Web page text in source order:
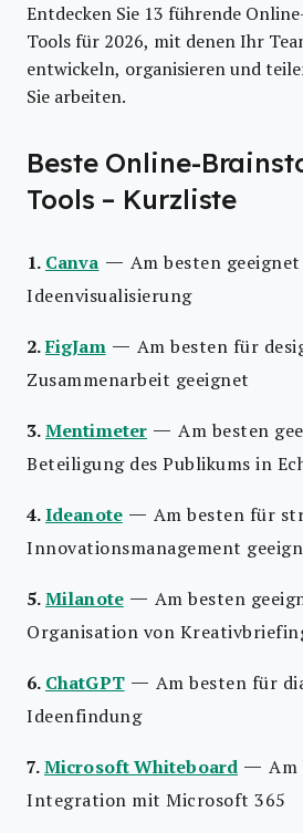
Entdecken Sie 13 führende
Tools für 2026, mit denen Ihr
entwickeln, organisieren und
Sie arbeiten.
Beste Online-
Tools – Kurzliste
1. Canva — Am besten
Ideenvisualisierung
2.FigJam — Am besten für
Zusammenarbeit geeignet
3.Mentimeter — Am besten
Beteiligung des Publikums in
4.Ideanote — Am besten für
Innovationsmanagement
5.Milanote — Am besten
Organisation von
6. ChatGPT — Am besten für
Ideenfindung
7.Microsoft Whiteboard — Am
Integration mit Microsoft 365